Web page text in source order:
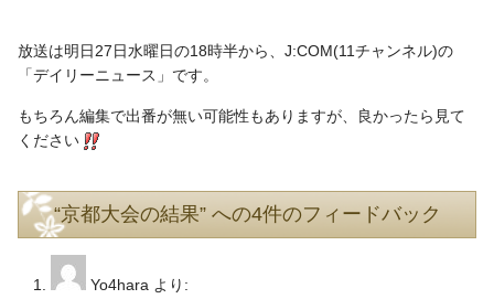
放送は明日27日水曜日の18時半から、J:COM(11チャンネル)の
「デイリーニュース」です。
もちろん編集で出番が無い可能性もありますが、良かったら見て
ください
“京都大会の結果” への4件のフィードバック
Yo4hara より: